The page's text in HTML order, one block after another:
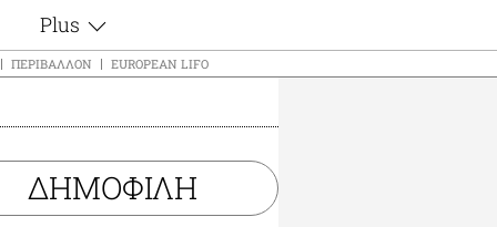
Plus
Θέματα
Ζώδια
Εξομολογήσεις
ΠΕΡΙΒΆΛΛΟΝ EUROPEAN LIFO
ΔΗΜΟΦΙΛΗ